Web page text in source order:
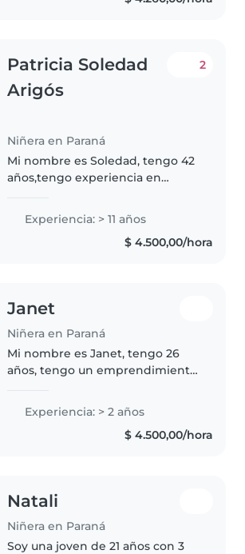
Patricia Soledad
Arigós
Niñera en Paraná
2
Mi nombre es Soledad, tengo 42
años,tengo experiencia en
como empleada doméstica. Soy
responsable y muy puntual.
También se cocinar. Me
Experiencia: > 11 años
$ 4.500,00/hora
Janet
Niñera en Paraná
Mi nombre es Janet, tengo 26
años, tengo un emprendimiento
peluquería 1 vez a la semana, me
encantan los niños, tengo dos
sobrinos, cuide 2 años una..
Experiencia: > 2 años
$ 4.500,00/hora
Natali
Niñera en Paraná
Soy una joven de 21 años con 3